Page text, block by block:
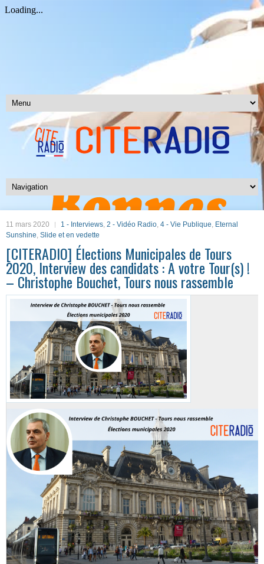
11 mars 2020 1 - Interviews, 2 - Vidéo Radio, 4 - Vie Publique, Eternal
Sunshine, Slide et en vedette
[CITERADIO] Élections Municipales de Tours
2020, Interview des candidats : A votre Tour(s) !
– Christophe Bouchet, Tours nous rassemble